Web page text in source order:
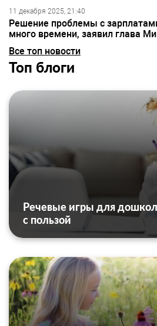
11 декабря 2025, 21:40
Решение проблемы с
много времени, заявил глава
Все топ новости
Топ блоги
Речевые игры для
с пользой